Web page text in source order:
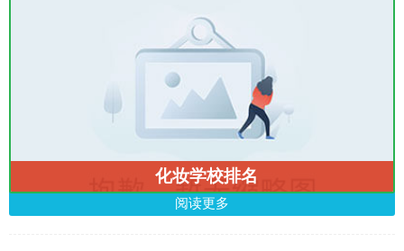
化妆学校排名
阅读更多